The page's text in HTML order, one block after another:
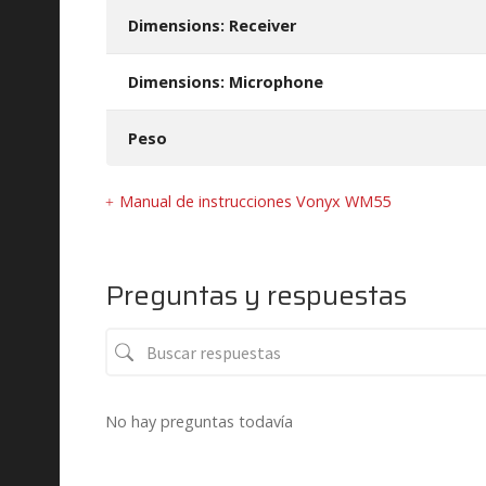
Dimensions: Receiver
Dimensions: Microphone
Peso
Manual de instrucciones Vonyx WM55
Preguntas y respuestas
No hay preguntas todavía